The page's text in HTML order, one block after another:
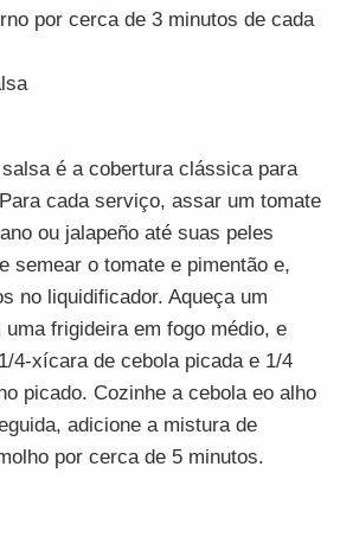
por cerca de 3 minutos de cada
é a cobertura clássica para
cada serviço, assar um tomate
ou jalapeño até suas peles
semear o tomate e pimentão e,
no liquidificador. Aqueça um
uma frigideira em fogo médio, e
4-xícara de cebola picada e 1/4
picado. Cozinhe a cebola eo alho
adicione a mistura de
por cerca de 5 minutos.